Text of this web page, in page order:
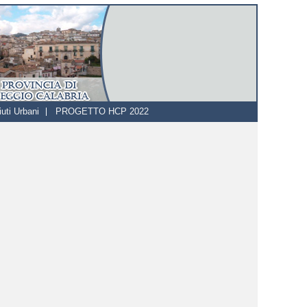
Urbani PROGETTO HCP 2022